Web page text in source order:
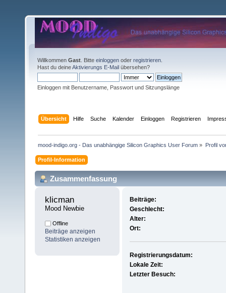
Willkommen Gast . Bitte einloggen oder registrieren
Hast du deineAktivierungs E-Mail übersehen?
Einloggen mit Benutzername, Passwort und Sitzungslänge
Übersicht Hilfe Suche Kalender Einloggen Registrieren
mood-indigo.org - Das unabhängige Silicon Graphics User Forum » Profil
Profil-Information
Zusammenfassung
klicman
Mood Newbie
Offline
Beiträge anzeigen
Statistiken anzeigen
Beiträge:
Geschlecht:
Alter:
Ort:
Registrierungsdatum:
Lokale Zeit:
Letzter Besuch: